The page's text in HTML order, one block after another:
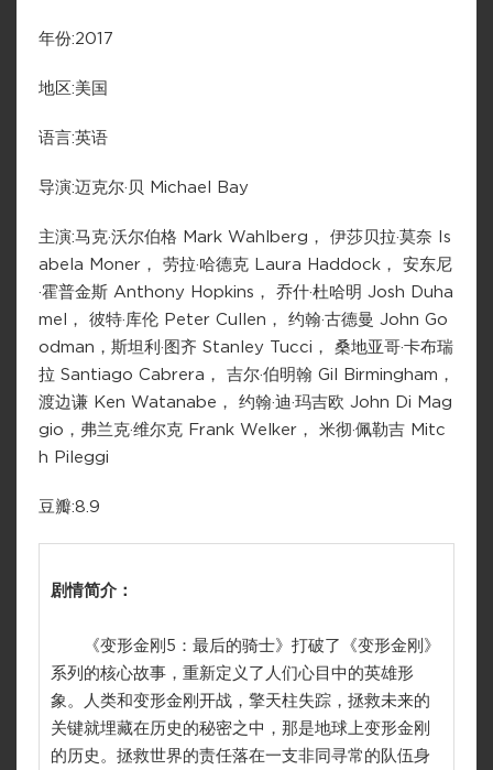
年份:2017
地区:美国
语言:英语
导演:迈克尔·贝 Michael Bay
主演:马克·沃尔伯格 Mark Wahlberg， 伊莎贝拉·莫奈 Is
abela Moner， 劳拉·哈德克 Laura Haddock， 安东尼
·霍普金斯 Anthony Hopkins， 乔什·杜哈明 Josh Duha
mel， 彼特·库伦 Peter Cullen， 约翰·古德曼 John Go
odman，斯坦利·图齐 Stanley Tucci， 桑地亚哥·卡布瑞
拉 Santiago Cabrera， 吉尔·伯明翰 Gil Birmingham，
渡边谦 Ken Watanabe， 约翰·迪·玛吉欧 John Di Mag
gio，弗兰克·维尔克 Frank Welker， 米彻·佩勒吉 Mitc
h Pileggi
豆瓣:8.9
剧情简介：
《变形金刚5：最后的骑士》打破了《变形金刚》
系列的核心故事，重新定义了人们心目中的英雄形
象。人类和变形金刚开战，擎天柱失踪，拯救未来的
关键就埋藏在历史的秘密之中，那是地球上变形金刚
的历史。拯救世界的责任落在一支非同寻常的队伍身